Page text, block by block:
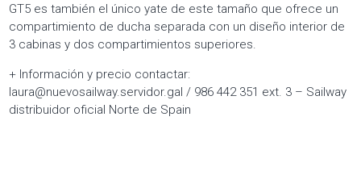
GT5 es también el único yate de este tamaño que ofrece un
compartimiento de ducha separada con un diseño interior de
3 cabinas y dos compartimientos superiores.
+ Información y precio contactar:
laura@nuevosailway.servidor.gal / 986 442 351 ext. 3 – Sailway
distribuidor oficial Norte de Spain